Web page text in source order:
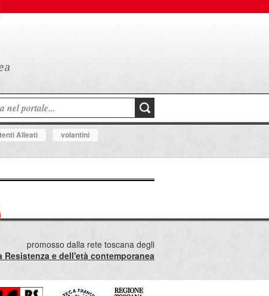
Alleati
volantini
promosso dalla rete toscana degli
e dell'età contemporanea